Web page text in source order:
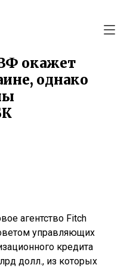
окажет
однако
агентство Fitch
управляющих
кредита
долл., из которых